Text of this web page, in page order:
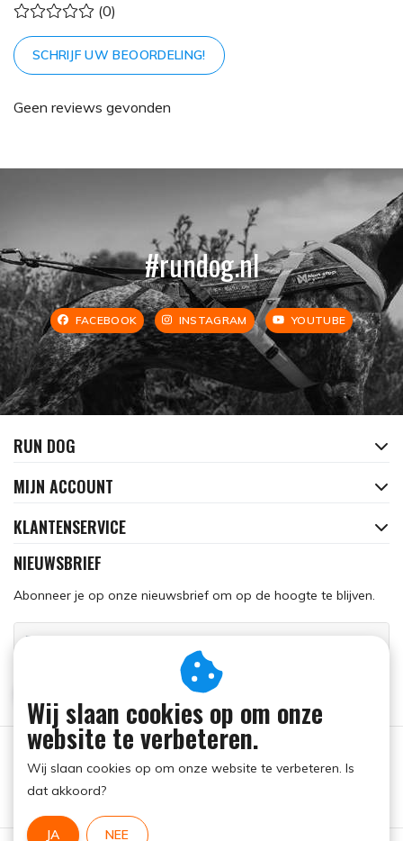
(0)
SCHRIJF UW BEOORDELING!
Geen reviews gevonden
#rundog.nl
FACEBOOK INSTAGRAM YOUTUBE
RUN DOG
MIJN ACCOUNT
KLANTENSERVICE
NIEUWSBRIEF
Abonneer je op onze nieuwsbrief om op de hoogte te blijven.
Wij slaan cookies op om onze
website te verbeteren.
Wij slaan cookies op om onze website te verbeteren. Is
dat akkoord?
JA NEE